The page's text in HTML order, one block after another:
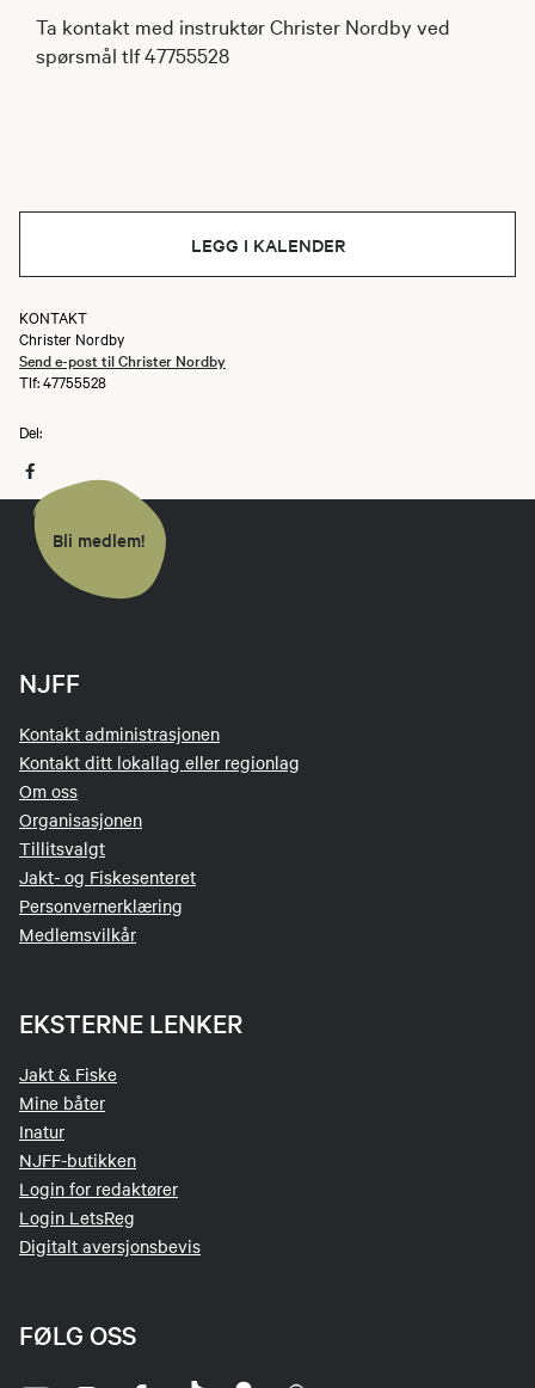
Ta kontakt med instruktør Christer Nordby ved
spørsmål tlf 47755528
LEGG I KALENDER
KONTAKT
Christer Nordby
Send e-post til Christer Nordby
Tlf: 47755528
Del:
Bli medlem!
NJFF
Kontakt administrasjonen
Kontakt ditt lokallag eller regionlag
Om oss
Organisasjonen
Tillitsvalgt
Jakt- og Fiskesenteret
Personvernerklæring
Medlemsvilkår
EKSTERNE LENKER
Jakt & Fiske
Mine båter
Inatur
NJFF-butikken
Login for redaktører
Login LetsReg
Digitalt aversjonsbevis
FØLG OSS